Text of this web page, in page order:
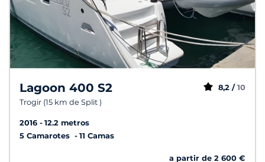
Lagoon 400 S2
Trogir (15 km de Split )
8,2 / 10
2016
12.2 metros
5 Camarotes
11 Camas
a partir de 2 600 €